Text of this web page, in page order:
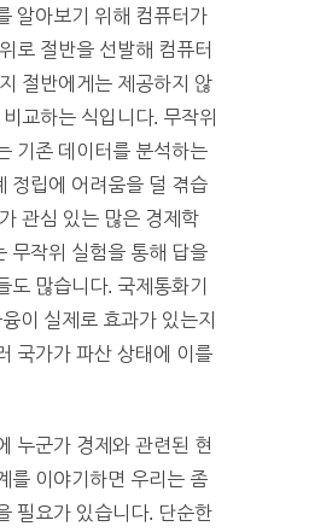
알아보기 위해 컴퓨터가
로 절반을 선발해 컴퓨터
절반에게는 제공하지 않
교하는 식입니다. 무작위
기존 데이터를 분석하는
정립에 어려움을 덜 겪습
관심 있는 많은 경제학
무작위 실험을 통해 답을
도 많습니다. 국제통화기
이 실제로 효과가 있는지
국가가 파산 상태에 이를
누군가 경제와 관련된 현
를 이야기하면 우리는 좀
필요가 있습니다. 단순한